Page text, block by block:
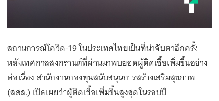
สถานการณ์โควิด-19 ในประเทศไทยเป็นที่น่าจับตาอีกครั้ง
หลังเทศกาลสงกรานต์ที่ผ่านมาพบยอดผู้ติดเชื้อเพิ่มขึ้นอย่าง
ต่อเนื่อง สำนักงานกองทุนสนับสนุนการสร้างเสริมสุขภาพ
(สสส.) เปิดเผยว่าผู้ติดเชื้อเพิ่มขึ้นสูงสุดในรอบปี